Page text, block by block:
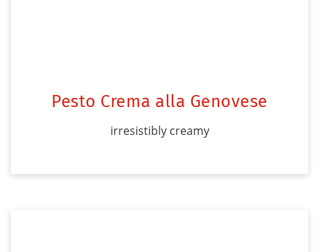
Pesto Crema alla Genovese
irresistibly creamy